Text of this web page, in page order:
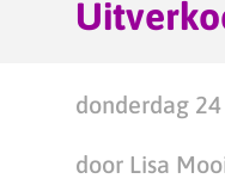
donderdag
door Lisa